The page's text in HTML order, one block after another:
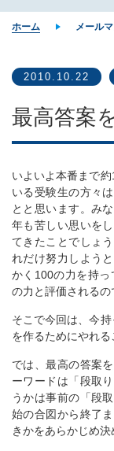
ホーム メール
2010.10.22
最高答案
いよいよ本番まで
いる受験生の方々
とと思います。み
年も苦しい思いを
てきたことでしょ
れだけ努力しよう
かく100の力を持
の力と評価されるの
そこで今回は、今
を作るためにやれる
では、最高の答案
ーワードは「段取
うかは事前の「段
始の合図から終了
きかをあらかじめ決